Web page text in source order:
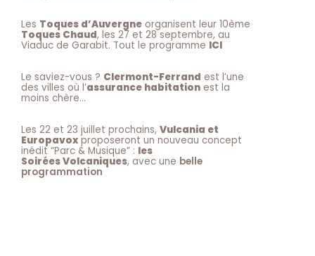
Les Toques d’Auvergne organisent leur 10ème
Toques Chaud, les 27 et 28 septembre, au
Viaduc de Garabit. Tout le programme ICI
Le saviez-vous ? Clermont-Ferrand est l’une
des villes où l’assurance habitation est la
moins chère…
Les 22 et 23 juillet prochains, Vulcania et
Europavoxproposeront un nouveau concept
inédit “Parc & Musique” : les
Soirées Volcaniques, avec une belle
programmation